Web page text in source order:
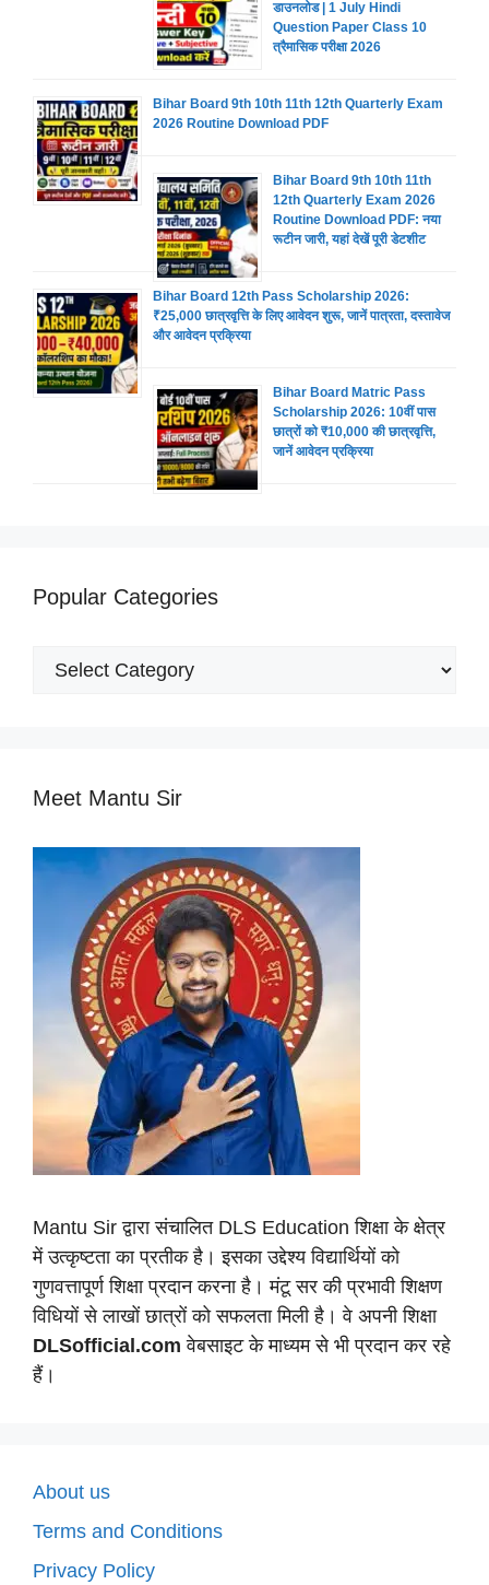
डाउनलोड | 1 July Hindi
Question Paper Class 10
त्रैमासिक परीक्षा 2026
Bihar Board 9th 10th 11th 12th Quarterly Exam
2026 Routine Download PDF
Bihar Board 9th 10th 11th
12th Quarterly Exam 2026
Routine Download PDF: नया
रूटीन जारी, यहां देखें पूरी डेटशीट
Bihar Board 12th Pass Scholarship 2026:
₹25,000 छात्रवृत्ति के लिए आवेदन शुरू, जानें पात्रता, दस्तावेज
और आवेदन प्रक्रिया
Bihar Board Matric Pass
Scholarship 2026: 10वीं पास
छात्रों को ₹10,000 की छात्रवृत्ति,
जानें आवेदन प्रक्रिया
Popular Categories
Popular
Meet Mantu Sir
Mantu Sir द्वारा संचालित DLS Education शिक्षा के क्षेत्र
में उत्कृष्टता का प्रतीक है। इसका उद्देश्य विद्यार्थियों को
गुणवत्तापूर्ण शिक्षा प्रदान करना है। मंटू सर की प्रभावी शिक्षण
विधियों से लाखों छात्रों को सफलता मिली है। वे अपनी शिक्षा
DLSofficial.com वेबसाइट के माध्यम से भी प्रदान कर रहे
हैं।
About us
Terms and Conditions
Privacy Policy